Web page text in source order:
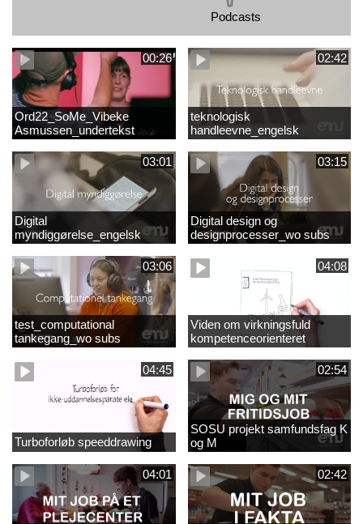
Podcasts
00:26
Ord22_SoMe_Vibeke
Asmussen_undertekst
02:42
teknologisk
handleevne_engelsk
03:01
Digital
myndiggørelse_engelsk
03:15
Digital design og
designprocesser_wo subs
03:06
test_computational
tankegang_wo subs
04:08
Viden om virkningsfuld
kompetenceorienteret
naturfagsundervisning
04:45
Turboforløb speeddrawing
02:54
SOSU projekt samfundsfag K
og M
04:01 02:42